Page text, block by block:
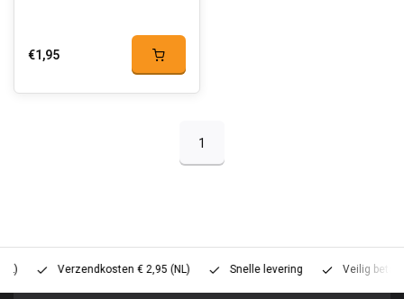
€1,95
1
Verzendkosten € 2,95 (NL) Snelle levering Veilig betalen